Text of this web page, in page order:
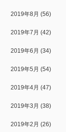
2019年8月 (56)
2019年7月 (42)
2019年6月 (34)
2019年5月 (54)
2019年4月 (47)
2019年3月 (38)
2019年2月 (26)